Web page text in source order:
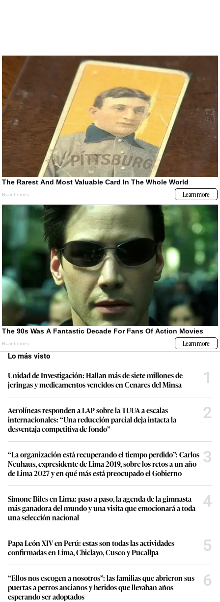
Lo más visto
Unidad de Investigación: Hallan más de siete millones de
jeringas y medicamentos vencidos en Cenares del Minsa
1
Aerolíneas responden a LAP sobre la TUUA a escalas
internacionales: “Una reducción parcial deja intacta la
desventaja competitiva de fondo”
2
“La organización está recuperando el tiempo perdido”: Carlos
Neuhaus, expresidente de Lima 2019, sobre los retos a un año
de Lima 2027 y en qué más está preocupado el Gobierno
3
Simone Biles en Lima: paso a paso, la agenda de la gimnasta
más ganadora del mundo y una visita que emocionará a toda
una selección nacional
4
Papa León XIV en Perú: estas son todas las actividades
confirmadas en Lima, Chiclayo, Cusco y Pucallpa
5
“Ellos nos escogen a nosotros”: las familias que abrieron sus
puertas a perros ancianos y heridos que llevaban años
esperando ser adoptados
6